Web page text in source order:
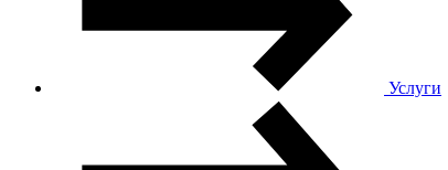
Услуги